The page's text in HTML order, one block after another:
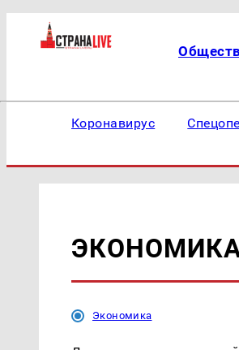
Коронавирус
Экономика